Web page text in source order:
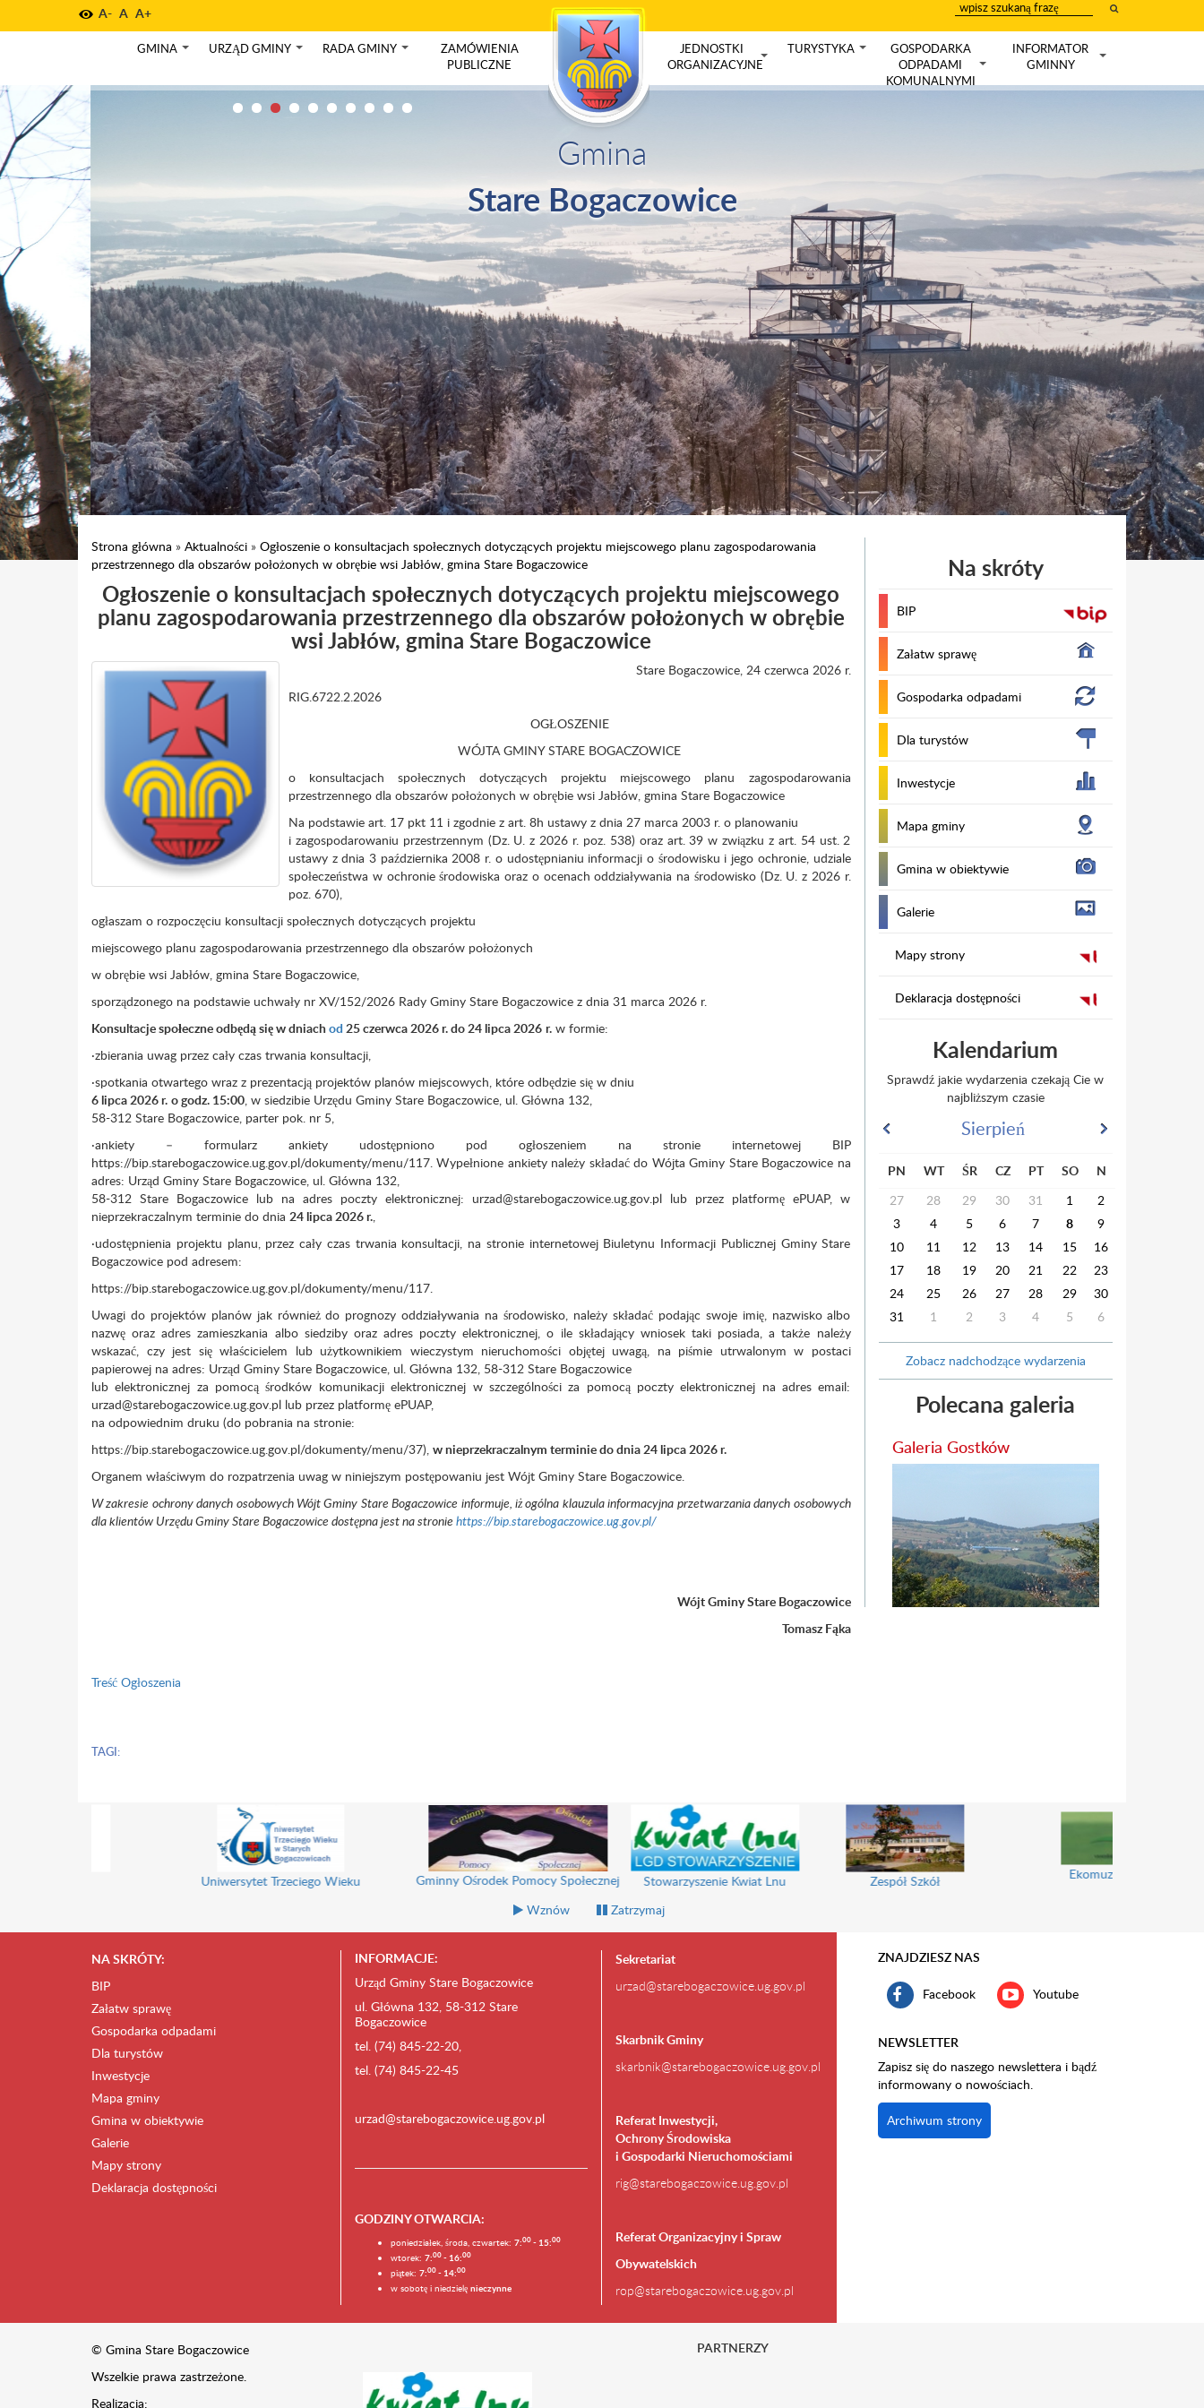
A- A A+
wpisz
szukany
tekst
GMINA URZĄD GMINY RADA GMINY
ZAMÓWIENIA
PUBLICZNE
JEDNOSTKI
ORGANIZACYJNE
TURYSTYKA
GOSPODARKA
ODPADAMI
KOMUNALNYMI
INFORMATOR
GMINNY
Gmina
Stare Bogaczowice
Strona główna » Aktualności » Ogłoszenie o konsultacjach społecznych dotyczących projektu miejscowego planu zagospodarowania
przestrzennego dla obszarów położonych w obrębie wsi Jabłów, gmina Stare Bogaczowice
Ogłoszenie o konsultacjach społecznych dotyczących projektu miejscowego
planu zagospodarowania przestrzennego dla obszarów położonych w obrębie
wsi Jabłów, gmina Stare Bogaczowice
Stare Bogaczowice, 24 czerwca 2026 r.
RIG.6722.2.2026
OGŁOSZENIE
WÓJTA GMINY STARE BOGACZOWICE
o konsultacjach społecznych dotyczących projektu miejscowego planu zagospodarowania
przestrzennego dla obszarów położonych w obrębie wsi Jabłów, gmina Stare Bogaczowice
Na podstawie art. 17 pkt 11 i zgodnie z art. 8h ustawy z dnia 27 marca 2003 r. o planowaniu
i zagospodarowaniu przestrzennym (Dz. U. z 2026 r. poz. 538) oraz art. 39 w związku z art. 54 ust. 2
ustawy z dnia 3 października 2008 r. o udostępnianiu informacji o środowisku i jego ochronie, udziale
społeczeństwa w ochronie środowiska oraz o ocenach oddziaływania na środowisko (Dz. U. z 2026 r.
poz. 670),
ogłaszam o rozpoczęciu konsultacji społecznych dotyczących projektu
miejscowego planu zagospodarowania przestrzennego dla obszarów położonych
w obrębie wsi Jabłów, gmina Stare Bogaczowice,
sporządzonego na podstawie uchwały nr XV/152/2026 Rady Gminy Stare Bogaczowice z dnia 31 marca 2026 r.
Konsultacje społeczneodbędąsię w dniach od 25 czerwca2026r. do24 lipca2026 r. w formie:
·zbierania uwag przez cały czas trwania konsultacji,
·spotkania otwartego wraz z prezentacją projektów planów miejscowych, które odbędzie się w dniu
6 lipca 2026 r. o godz. 15:00, w siedzibie Urzędu Gminy Stare Bogaczowice, ul. Główna 132,
58-312 Stare Bogaczowice, parter pok. nr 5,
·ankiety – formularz ankiety udostępniono pod ogłoszeniem na stronie internetowej BIP
https://bip.starebogaczowice.ug.gov.pl/dokumenty/menu/117. Wypełnione ankiety należy składać do Wójta Gminy Stare Bogaczowice na
adres: Urząd Gminy Stare Bogaczowice, ul. Główna 132,
58-312 Stare Bogaczowice lub na adres poczty elektronicznej: urzad@starebogaczowice.ug.gov.pl lub przez platformę ePUAP, w
nieprzekraczalnym terminie do dnia 24 lipca 2026 r.,
·udostępnienia projektu planu, przez cały czas trwania konsultacji, na stronie internetowej Biuletynu Informacji Publicznej Gminy Stare
Bogaczowice pod adresem:
https://bip.starebogaczowice.ug.gov.pl/dokumenty/menu/117.
Uwagi do projektów planów jak również do prognozy oddziaływania na środowisko, należy składać podając swoje imię, nazwisko albo
nazwę oraz adres zamieszkania albo siedziby oraz adres poczty elektronicznej, o ile składający wniosek taki posiada, a także należy
wskazać, czy jest się właścicielem lub użytkownikiem wieczystym nieruchomości objętej uwagą, na piśmie utrwalonym w postaci
papierowej na adres: Urząd Gminy Stare Bogaczowice, ul. Główna 132, 58-312 Stare Bogaczowice
lub elektronicznej za pomocą środków komunikacji elektronicznej w szczególności za pomocą poczty elektronicznej na adres email:
urzad@starebogaczowice.ug.gov.pl lub przez platformę ePUAP,
na odpowiednim druku (do pobrania na stronie:
https://bip.starebogaczowice.ug.gov.pl/dokumenty/menu/37), w nieprzekraczalnym terminie do dnia 24 lipca 2026 r.
Organem właściwym do rozpatrzenia uwag w niniejszym postępowaniu jest Wójt Gminy Stare Bogaczowice.
W zakresie ochrony danych osobowych Wójt Gminy Stare Bogaczowice informuje, iż ogólna klauzula informacyjna przetwarzania danych osobowych
dla klientów Urzędu Gminy Stare Bogaczowice dostępna jest na stronie https://bip.starebogaczowice.ug.gov.pl/
Wójt Gminy Stare Bogaczowice
Tomasz Fąka
Treść Ogłoszenia
TAGI:
Na skróty
BIP
Załatw sprawę
Gospodarka odpadami
Dla turystów
Inwestycje
Mapa gminy
Gmina w obiektywie
Galerie
Mapy strony
Deklaracja dostępności
Kalendarium
Sprawdź jakie wydarzenia czekają Cie w
najbliższym czasie
Sierpień
PN WT ŚR CZ PT SO
N
27
28 29 30 31 1
2
3
4 5 6 7 8
9
10
11 12 13 14 15
16
17
18 19 20 21 22
23
24
25 26 27 28 29
30
31
1 2 3 4 5 6
Zobacz nadchodzące wydarzenia
Polecana galeria
Galeria Gostków
Uniwersytet Trzeciego Wieku Gminny Ośrodek Pomocy Społecznej Stowarzyszenie Kwiat Lnu Zespół Szkół Ekomuzeum Wokół Trójgarbu
Wznów Zatrzymaj
NA SKRÓTY:
BIP
Załatw sprawę
Gospodarka odpadami
Dla turystów
Inwestycje
Mapa gminy
Gmina w obiektywie
Galerie
Mapy strony
Deklaracja dostępności
INFORMACJE:
Urząd Gminy Stare Bogaczowice
ul. Główna 132, 58-312 Stare
Bogaczowice
tel. (74) 845-22-20,
tel. (74) 845-22-45
urzad@starebogaczowice.ug.gov.pl
GODZINY OTWARCIA:
poniedziałek, środa, czwartek: 7:00- 15:00
wtorek: 7:00- 16:00
piątek: 7:00- 14:00
w sobotę i niedzielę nieczynne
Sekretariat
urzad@starebogaczowice.ug.gov.pl
Skarbnik Gminy
skarbnik@starebogaczowice.ug.gov.pl
Referat Inwestycji,
Ochrony Środowiska
i Gospodarki Nieruchomościami
rig@starebogaczowice.ug.gov.pl
Referat Organizacyjny i Spraw
Obywatelskich
rop@starebogaczowice.ug.gov.pl
ZNAJDZIESZ NAS
Facebook Youtube
NEWSLETTER
Zapisz się do naszego newslettera i bądź
informowany o nowościach.
Archiwum strony
© Gmina Stare Bogaczowice
Wszelkie prawa zastrzeżone.
Realizacja:
PARTNERZY